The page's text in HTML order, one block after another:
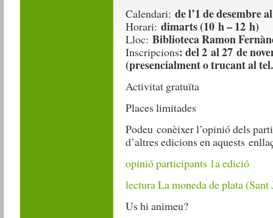
Calendari: de l’1 de desembre
Horari: dimarts (10 h – 12 h)
Lloc: Biblioteca Ramon
Inscripcions: del 2 al 27 de
(presencialment o trucant al
Activitat gratuïta
Places limitades
Podeu conèixer l’opinió dels
d’altres edicions en aquests
opinió participants 1a edició
lectura La moneda de plata
Us hi animeu?